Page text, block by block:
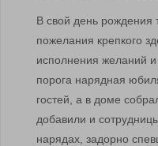
В свой день рождения
пожелания крепкого
исполнения желаний и
порога нарядная
гостей, а в доме
добавили и
нарядах, задорно